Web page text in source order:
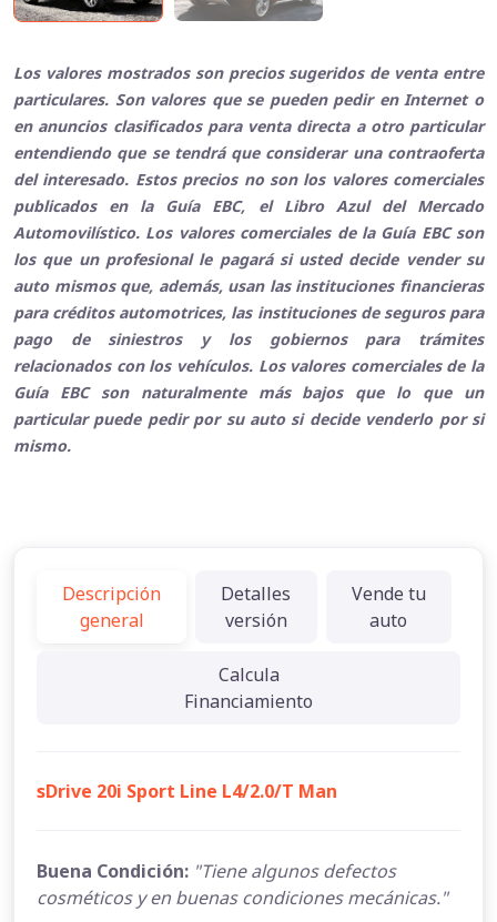
Los valores mostrados son precios sugeridos de venta entre
particulares. Son valores que se pueden pedir en Internet o
en anuncios clasificados para venta directa a otro particular
entendiendo que se tendrá que considerar una contraoferta
del interesado. Estos precios no son los valores comerciales
publicados en la Guía EBC, el Libro Azul del Mercado
Automovilístico. Los valores comerciales de la Guía EBC son
los que un profesional le pagará si usted decide vender su
auto mismos que, además, usan las instituciones financieras
para créditos automotrices, las instituciones de seguros para
pago de siniestros y los gobiernos para trámites
relacionados con los vehículos. Los valores comerciales de la
Guía EBC son naturalmente más bajos que lo que un
particular puede pedir por su auto si decide venderlo por si
mismo.
Descripción
general
Detalles
versión
Vende tu
auto
Calcula
Financiamiento
sDrive 20i Sport Line L4/2.0/T Man
Buena Condición: "Tiene algunos defectos
cosméticos y en buenas condiciones mecánicas."